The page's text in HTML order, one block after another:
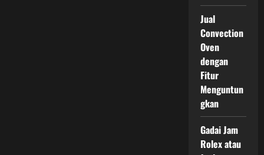
Jual
Convection
Oven
dengan
Fitur
Menguntun
gkan
Gadai Jam
Rolex atau